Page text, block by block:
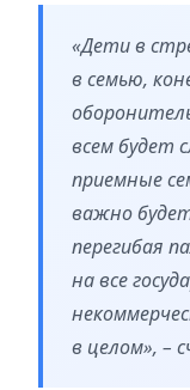
«Дети в
в семью,
всем будет
приемные
важно
перегибая
на все
в целом», –